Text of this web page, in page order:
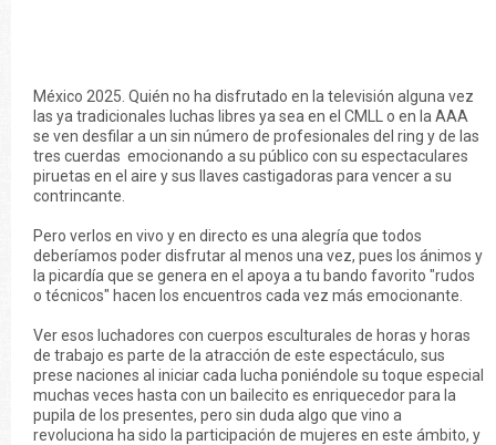
México 2025. Quién no ha disfrutado en la televisión alguna vez
las ya tradicionales luchas libres ya sea en el CMLL o en la AAA
se ven desfilar a un sin número de profesionales del ring y de las
tres cuerdas emocionando a su público con su espectaculares
piruetas en el aire y sus llaves castigadoras para vencer a su
contrincante.
Pero verlos en vivo y en directo es una alegría que todos
deberíamos poder disfrutar al menos una vez, pues los ánimos y
la picardía que se genera en el apoya a tu bando favorito "rudos
o técnicos" hacen los encuentros cada vez más emocionante.
Ver esos luchadores con cuerpos esculturales de horas y horas
de trabajo es parte de la atracción de este espectáculo, sus
prese naciones al iniciar cada lucha poniéndole su toque especial
muchas veces hasta con un bailecito es enriquecedor para la
pupila de los presentes, pero sin duda algo que vino a
revoluciona ha sido la participación de mujeres en este ámbito, y